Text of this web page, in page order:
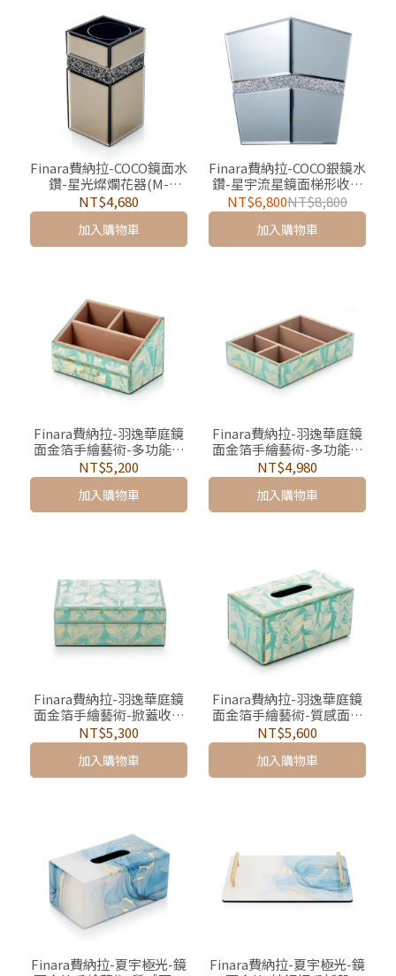
Finara費納拉-COCO鏡面水
鑽-星光燦爛花器(M-
23cm）
NT$4,680
加入購物車
Finara費納拉-COCO銀鏡水
鑽-星宇流星鏡面梯形收納
桶/垃圾桶
NT$6,800NT$8,800
加入購物車
Finara費納拉-羽逸華庭鏡
面金箔手繪藝術-多功能置
物盒
NT$5,200
加入購物車
Finara費納拉-羽逸華庭鏡
面金箔手繪藝術-多功能首
飾收納盤
NT$4,980
加入購物車
Finara費納拉-羽逸華庭鏡
面金箔手繪藝術-掀蓋收納
盒
NT$5,300
加入購物車
Finara費納拉-羽逸華庭鏡
面金箔手繪藝術-質感面紙
盒
NT$5,600
加入購物車
Finara費納拉-夏宇極光-鏡
Finara費納拉-夏宇極光-鏡